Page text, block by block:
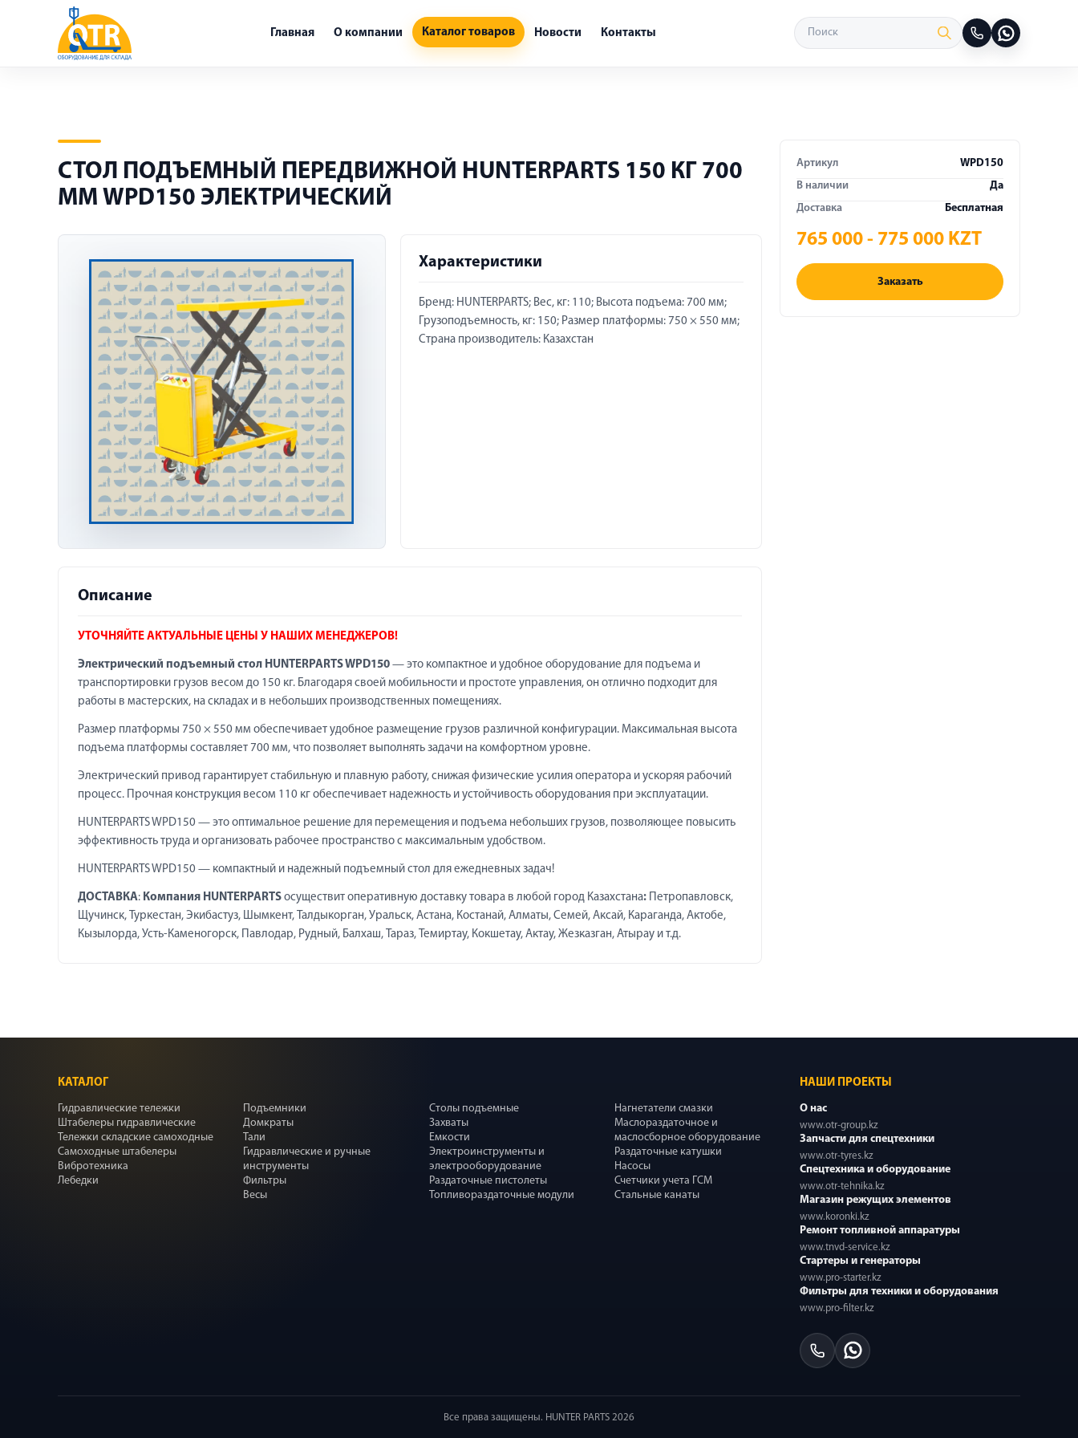
Главная О компании Каталог товаров Новости Контакты
СТОЛ ПОДЪЕМНЫЙ ПЕРЕДВИЖНОЙ HUNTERPARTS 150 КГ 700
ММ WPD150 ЭЛЕКТРИЧЕСКИЙ
Характеристики
Бренд: HUNTERPARTS; Вес, кг: 110; Высота подъема: 700 мм;
Грузоподъемность, кг: 150; Размер платформы: 750 × 550 мм;
Страна производитель: Казахстан
Описание
УТОЧНЯЙТЕ АКТУАЛЬНЫЕ ЦЕНЫ У НАШИХ МЕНЕДЖЕРОВ!
Электрический подъемный стол HUNTERPARTS WPD150 — это компактное и удобное оборудование для подъема и
транспортировки грузов весом до 150 кг. Благодаря своей мобильности и простоте управления, он отлично подходит для
работы в мастерских, на складах и в небольших производственных помещениях.
Размер платформы 750 × 550 мм обеспечивает удобное размещение грузов различной конфигурации. Максимальная высота
подъема платформы составляет 700 мм, что позволяет выполнять задачи на комфортном уровне.
Электрический привод гарантирует стабильную и плавную работу, снижая физические усилия оператора и ускоряя рабочий
процесс. Прочная конструкция весом 110 кг обеспечивает надежность и устойчивость оборудования при эксплуатации.
HUNTERPARTS WPD150 — это оптимальное решение для перемещения и подъема небольших грузов, позволяющее повысить
эффективность труда и организовать рабочее пространство с максимальным удобством.
HUNTERPARTS WPD150 — компактный и надежный подъемный стол для ежедневных задач!
ДОСТАВКА: Компания HUNTERPARTS осуществит оперативную доставку товара в любой город Казахстана: Петропавловск,
Щучинск, Туркестан, Экибастуз, Шымкент, Талдыкорган, Уральск, Астана, Костанай, Алматы, Семей, Аксай, Караганда, Актобе,
Кызылорда, Усть-Каменогорск, Павлодар, Рудный, Балхаш, Тараз, Темиртау, Кокшетау, Актау, Жезказган, Атырау и т.д.
Артикул
WPD150
В наличии
Да
Доставка
Бесплатная
765 000 - 775 000 KZT
Заказать
КАТАЛОГ
Гидравлические тележки
Штабелеры гидравлические
Тележки складские самоходные
Самоходные штабелеры
Вибротехника
Лебедки
Подъемники
Домкраты
Тали
Гидравлические и ручные
инструменты
Фильтры
Весы
Столы подъемные
Захваты
Емкости
Электроинструменты и
электрооборудование
Раздаточные пистолеты
Топливораздаточные модули
Нагнетатели смазки
Маслораздаточное и
маслосборное оборудование
Раздаточные катушки
Насосы
Счетчики учета ГСМ
Стальные канаты
НАШИ ПРОЕКТЫ
О нас
www.otr-group.kz
Запчасти для спецтехники
www.otr-tyres.kz
Спецтехника и оборудование
www.otr-tehnika.kz
Магазин режущих элементов
www.koronki.kz
Ремонт топливной аппаратуры
www.tnvd-service.kz
Стартеры и генераторы
www.pro-starter.kz
Фильтры для техники и оборудования
www.pro-filter.kz
Все права защищены. HUNTER PARTS 2026